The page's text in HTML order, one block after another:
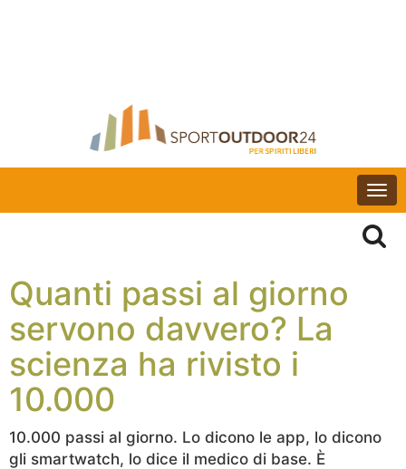
Quanti passi al giorno
servono davvero? La
scienza ha rivisto i
10.000
10.000 passi al giorno. Lo dicono le app, lo dicono
gli smartwatch, lo dice il medico di base. È